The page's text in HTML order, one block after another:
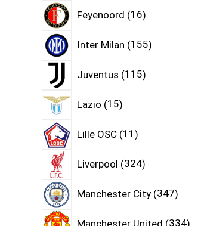
Feyenoord 16
Inter Milan 155
Juventus 115
Lazio 15
Lille OSC 11
Liverpool 324
Manchester City 347
Manchester United 334